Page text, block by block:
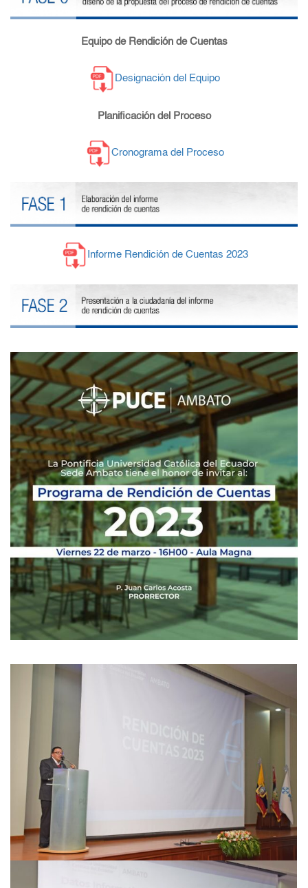
Equipo de Rendición de Cuentas
Designación del Equipo
Planificación del Proceso
Cronograma del Proceso
Informe Rendición de Cuentas 2023